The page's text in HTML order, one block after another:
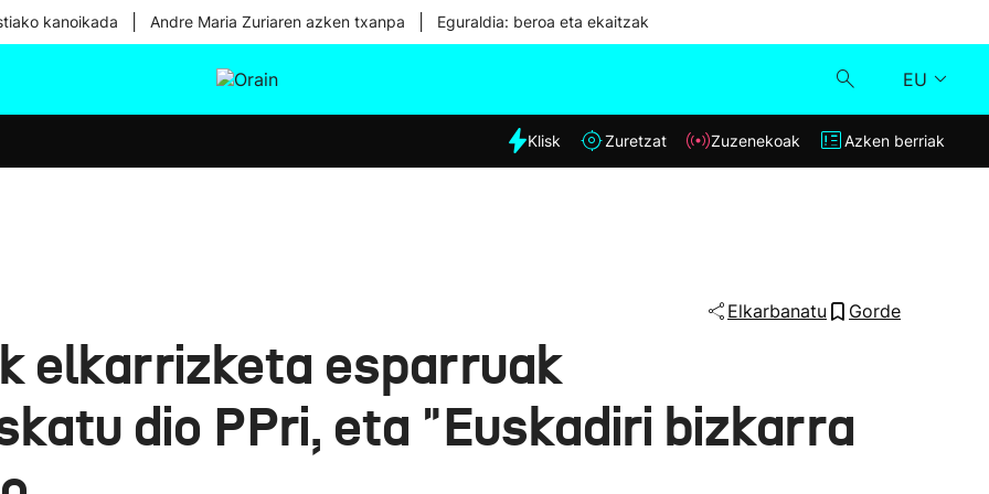
kanoikada Andre Maria Zuriaren azken txanpa Eguraldia: beroa eta ekaitzak
EU
Eguraldia
Klisk
Klisk Zuretzat Zuzenekoak Azken berriak
Elkarbanatu Gorde
elkarrizketa esparruak
dio PPri, eta "Euskadiri bizkarra